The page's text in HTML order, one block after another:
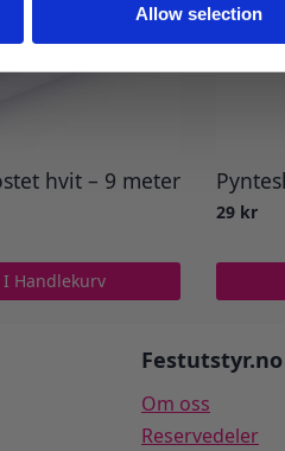
Allow selection
hvit – 9 meter
I Handlekurv
29 kr
Festutstyr.no
Om oss
Reservedeler